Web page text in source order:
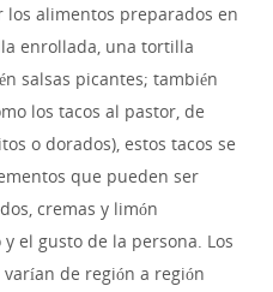
los alimentos preparados en
enrollada, una tortilla
salsas picantes; también
los tacos al pastor, de
o dorados), estos tacos se
que pueden ser
cremas y limón
el gusto de la persona. Los
de región a región